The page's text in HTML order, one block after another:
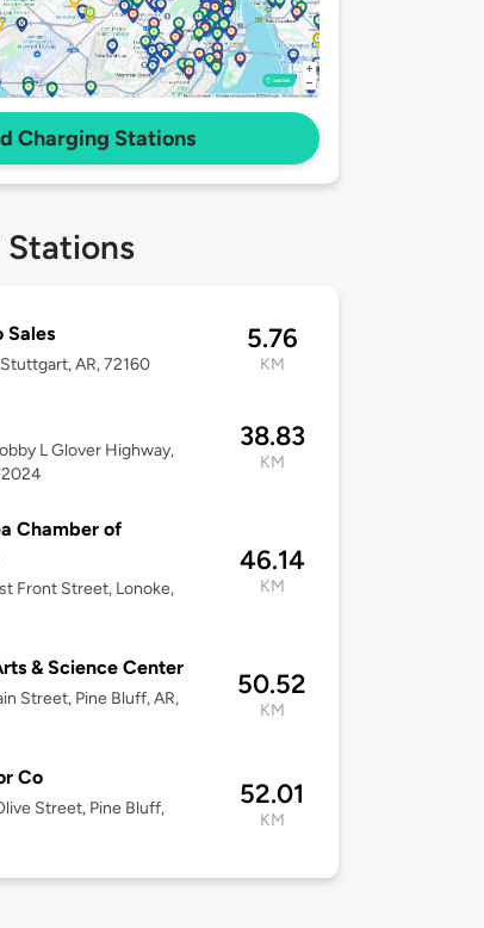
Charging Stations
Stations
Sales
AR, 72160
5.76
KM
L Glover Highway,
38.83
KM
Chamber of
Front Street, Lonoke,
46.14
KM
& Science Center
Street, Pine Bluff, AR,
50.52
KM
Co
Street, Pine Bluff,
52.01
KM